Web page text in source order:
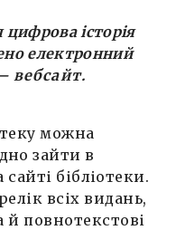
цифрова історія
електронний
вебсайт.
можна
зайти в
сайті бібліотеки.
всіх видань,
й повнотекстові